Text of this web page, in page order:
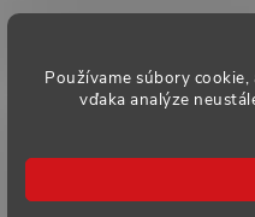
Používame súbory
vďaka analýze